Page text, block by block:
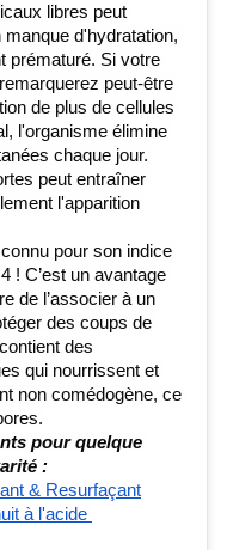
libres peut
d'hydratation,
prématuré. Si votre
peut-être
de plus de cellules
l'organisme élimine
chaque jour.
peut entraîner
l'apparition
pour son indice
! C’est un avantage
de l’associer à un
des coups de
des
qui nourrissent et
non comédogène, ce
pour quelque
:
& Resurfaçant
à l'acide